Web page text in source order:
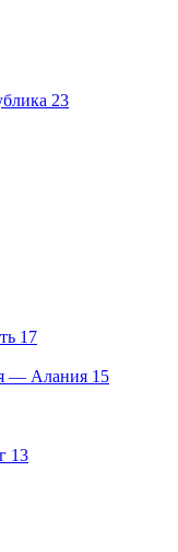
23
17
— Алания 15
13